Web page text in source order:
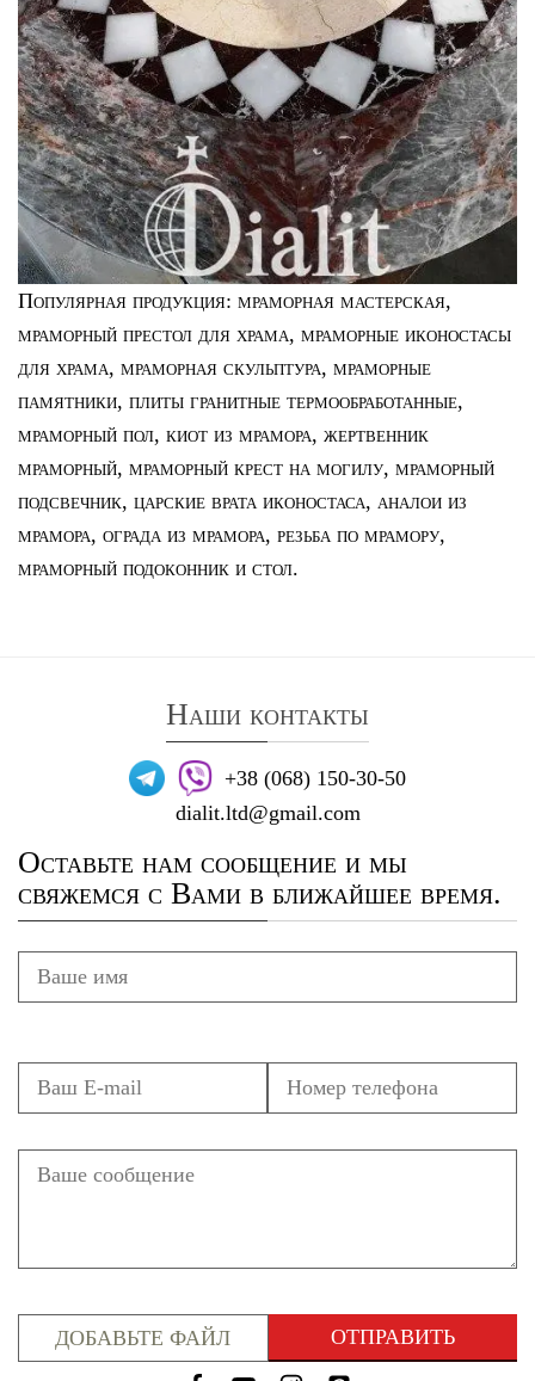
Популярная продукция: мраморная мастерская,
мраморный престол для храма, мраморные иконостасы
для храма, мраморная скульптура, мраморные
памятники, плиты гранитные термообработанные,
мраморный пол, киот из мрамора, жертвенник
мраморный, мраморный крест на могилу, мраморный
подсвечник, царские врата иконостаса, аналои из
мрамора, ограда из мрамора, резьба по мрамору,
мраморный подоконник и стол.
Наши контакты
+38 (068) 150-30-50
dialit.ltd@gmail.com
Оставьте нам сообщение и мы
свяжемся с Вами в ближайшее время.
ДОБАВЬТЕ ФАЙЛ